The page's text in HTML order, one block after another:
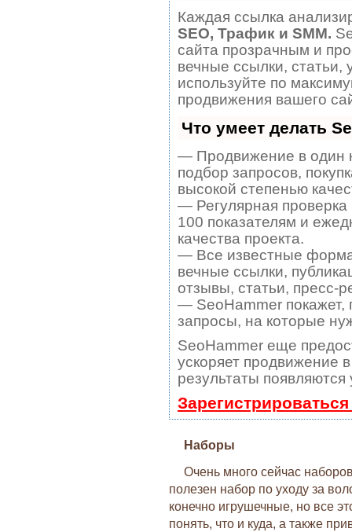
Каждая ссылка
SEO, Трафик и SMM.
сайта прозрачным и
вечные ссылки, статьи,
используйте по
продвижения вашего
Что умеет делать
— Продвижение в один
подбор запросов,
высокой степенью
— Регулярная проверка
100 показателям и
качества проекта.
— Все известные
вечные ссылки,
отзывы, статьи, пресс-
— SeoHammer покажет,
запросы, на которые
SeoHammer еще
ускоряет продвижение
результаты
Наборы
Очень много сейчас
полезен набор по уходу за
конечно игрушечные, но все
понять, что и куда, а также